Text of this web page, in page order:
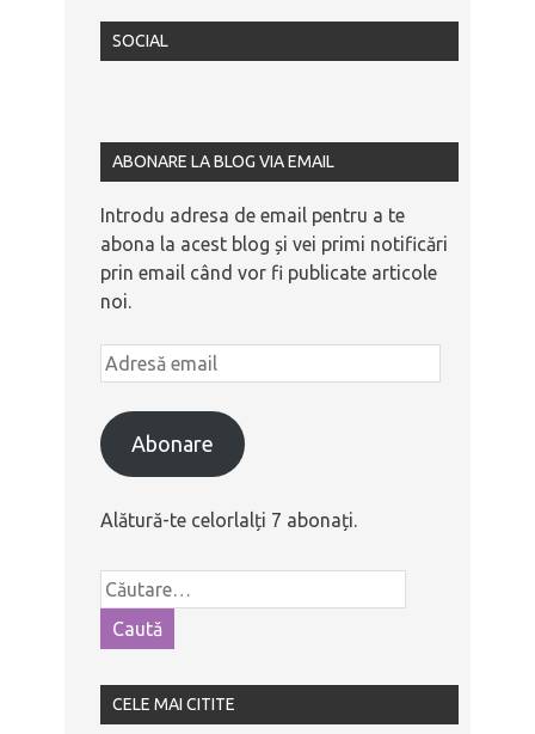
SOCIAL
ABONARE LA BLOG VIA EMAIL
Introdu adresa de email pentru a te
abona la acest blog și vei primi notificări
prin email când vor fi publicate articole
noi.
Abonare
Alătură-te celorlalți 7 abonați.
CELE MAI CITITE